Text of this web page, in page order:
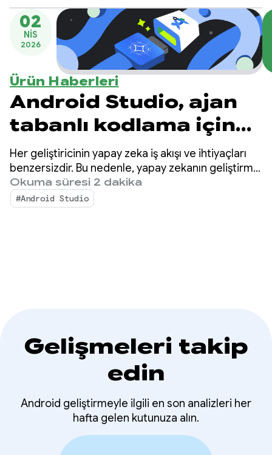
özelliklerle ajan tabanlı yapay zeka dönemine
uygun olarak geliştirildi.
02
NIS
2026
Ürün Haberleri
Android Studio, ajan
tabanlı kodlama için
en yetenekli yerel
modelimiz olan
Gemma 4'ü
Her geliştiricinin yapay zeka iş akışı ve ihtiyaçları
benzersizdir. Bu nedenle, yapay zekanın geliştirme
sürecinize nasıl yardımcı olacağını seçebilmeniz
önemlidir. Ocak ayında, Android Studio'daki yapay
zeka işlevlerine güç katmak için yerel veya uzak bir
Okuma süresi 2 dakika
#Android Studio
Gelişmeleri takip
edin
Android geliştirmeyle ilgili en son analizleri her
hafta gelen kutunuza alın.